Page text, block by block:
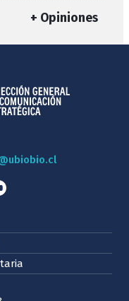
+ Opiniones